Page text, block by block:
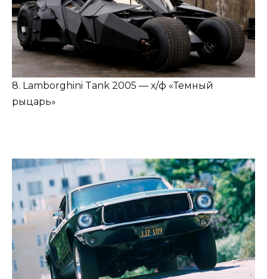
8. Lamborghini Tank 2005 — х/ф «Темный
рыцарь»